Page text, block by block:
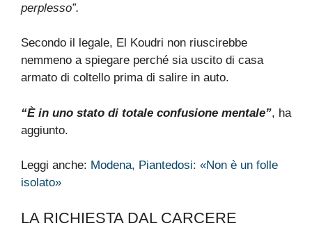
inferiori.
“NON CAPISCE COSA HA FATTO”
L’avvocato Gianelli ha descritto un quadro
“Non è lucido, non è in grado di riferire quello che è
aveva fatto e lui annuiva, ma poi restava
perplesso”.
Secondo il legale, El Koudri non riuscirebbe